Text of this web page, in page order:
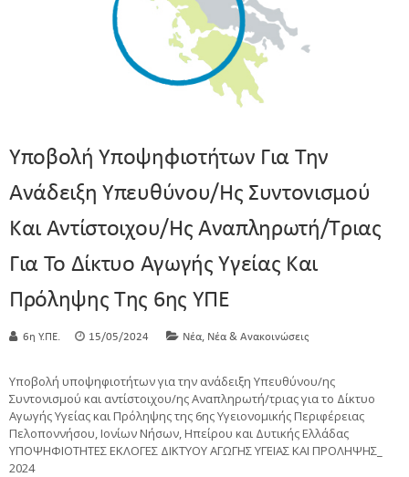
Υποβολή Υποψηφιοτήτων Για Την
Ανάδειξη Υπευθύνου/ης Συντονισμού
Και Αντίστοιχου/ης Αναπληρωτή/τριας
Για Το Δίκτυο Αγωγής Υγείας Και
Πρόληψης Της 6ης ΥΠΕ
6η Υ.ΠΕ. 15/05/2024 Νέα, Νέα & Ανακοινώσεις
Υποβολή υποψηφιοτήτων για την ανάδειξη Υπευθύνου/ης
Συντονισμού και αντίστοιχου/ης Αναπληρωτή/τριας για το Δίκτυο
Αγωγής Υγείας και Πρόληψης της 6ης Υγειονομικής Περιφέρειας
Πελοποννήσου, Ιονίων Νήσων, Ηπείρου και Δυτικής Ελλάδας
ΥΠΟΨΗΦΙΟΤΗΤΕΣ ΕΚΛΟΓΕΣ ΔΙΚΤΥΟΥ ΑΓΩΓΗΣ ΥΓΕΙΑΣ ΚΑΙ ΠΡΟΛΗΨΗΣ_
2024